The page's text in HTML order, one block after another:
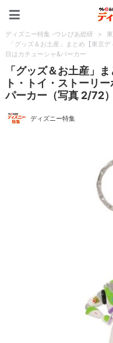
ディズニー特集 -ウレぴあ総研 >
「グッズ＆お土産」まとめ【東京
目はカチューシャ&パーカー
「グッズ＆お土産」
ト・トイ・ストーリ
パーカー（写真 2/72）
ディズニー特集